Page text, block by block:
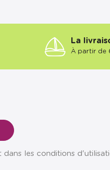
La
À partir de
les conditions